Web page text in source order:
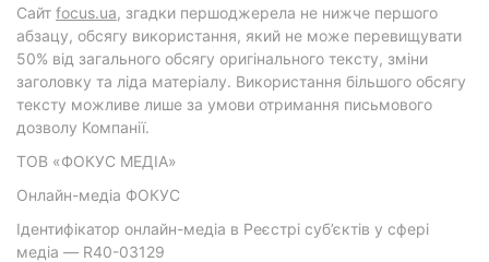
Cайт focus.ua, згадки першоджерела не нижче першого
абзацу, обсягу використання, який не може перевищувати
50% від загального обсягу оригінального тексту, зміни
заголовку та ліда матеріалу. Використання більшого обсягу
тексту можливе лише за умови отримання письмового
дозволу Компанії.
ТОВ «ФОКУС МЕДІА»
Онлайн-медіа ФОКУС
Ідентифікатор онлайн-медіа в Реєстрі суб’єктів у сфері
медіа — R40-03129